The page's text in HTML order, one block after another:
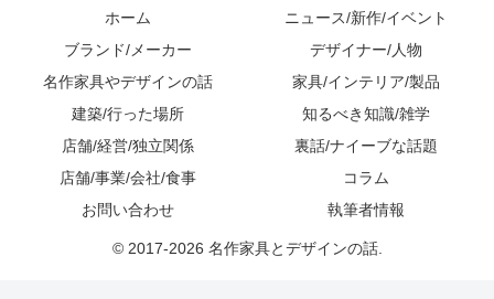
ホーム
ニュース/新作/イベント
ブランド/メーカー
デザイナー/人物
名作家具やデザインの話
家具/インテリア/製品
建築/行った場所
知るべき知識/雑学
店舗/経営/独立関係
裏話/ナイーブな話題
店舗/事業/会社/食事
コラム
お問い合わせ
執筆者情報
© 2017-2026 名作家具とデザインの話.